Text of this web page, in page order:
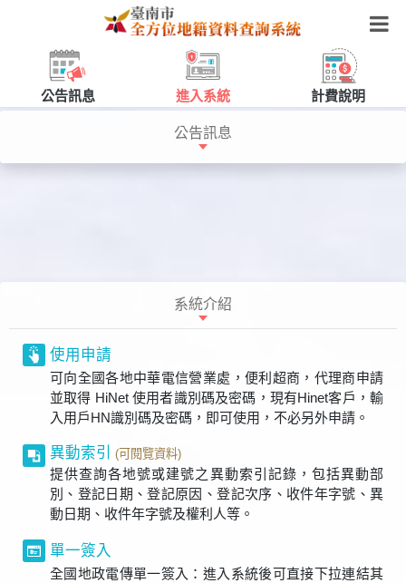
公告訊息 進入系統 計費說明
公告訊息
系統介紹
使用申請
可向全國各地中華電信營業處，便利超商，代理商申請
並取得 HiNet 使用者識別碼及密碼，現有Hinet客戶，輸
入用戶HN識別碼及密碼，即可使用，不必另外申請。
異動索引 (可閱覽資料)
提供查詢各地號或建號之異動索引記錄，包括異動部
別、登記日期、登記原因、登記次序、收件年字號、異
動日期、收件年字號及權利人等。
單一簽入
全國地政電傳單一簽入：進入系統後可直接下拉連結其